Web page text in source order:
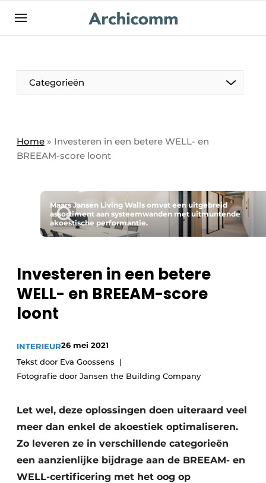
NL be-FR
Categorieën
Home » Investeren in een betere WELL- en
BREEAM-score loont
Maars Jansen Living Walls omvat een uitgebreid
assortiment aan systeemwanden met uitmuntende
akoestische performantie.
Investeren in een betere
WELL- en BREEAM-score
loont
INTERIEUR26 mei 2021
Tekst door Eva Goossens
Fotografie door Jansen the Building Company
Let wel, deze oplossingen doen uiteraard veel
meer dan enkel de akoestiek optimaliseren.
Zo leveren ze in verschillende categorieën
een aanzienlijke bijdrage aan de BREEAM- en
WELL-certificering met het oog op